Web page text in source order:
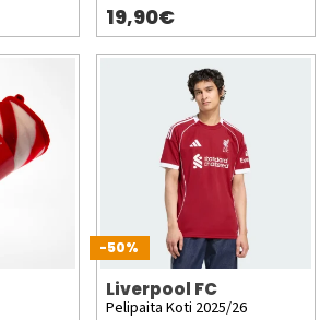
19,90€
-50%
Liverpool FC
Pelipaita Koti 2025/26